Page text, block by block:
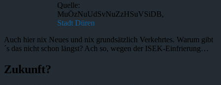
Quelle:
MuÖzNuUdSvNuZzHSuVSiDB,
Stadt Düren
Auch hier nix Neues und nix grundsätzlich Verkehrtes. Warum gibt
´s das nicht schon längst? Ach so, wegen der ISEK-Einfrierung…
Zukunft?